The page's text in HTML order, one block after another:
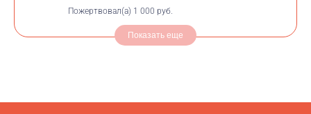
Пожертвовал(а) 1 000 руб.
Показать еще